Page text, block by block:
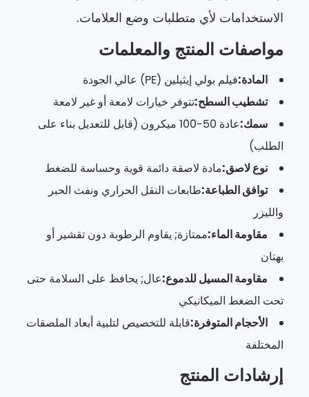
الاستخدامات لأي متطلبات وضع العلامات.
مواصفات المنتج والمعلمات
المادة:فيلم بولي إيثيلين (PE) عالي الجودة
تشطيب السطح:تتوفر خيارات لامعة أو غير لامعة
سمك:
عادة 50-100 ميكرون (قابل للتعديل بناء على
الطلب)
نوع لاصق:مادة لاصقة دائمة قوية وحساسة للضغط
توافق الطباعة:طابعات النقل الحراري ونفث الحبر
والليزر
مقاومة الماء:ممتازة; يقاوم الرطوبة دون تقشير أو
بهتان
مقاومة المسيل للدموع:عال; يحافظ على السلامة حتى
تحت الضغط الميكانيكي
الأحجام المتوفرة:قابلة للتخصيص لتلبية أبعاد الملصقات
المختلفة
إرشادات المنتج